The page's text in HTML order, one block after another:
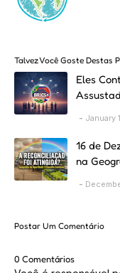
Talvez Você Goste Destas
Eles
January
16 de
na
Postar Um Comentário
0 Comentários